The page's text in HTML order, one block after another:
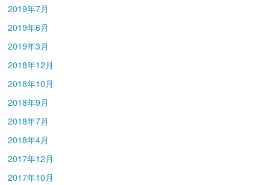
2019年7月
2019年6月
2019年3月
2018年12月
2018年10月
2018年9月
2018年7月
2018年4月
2017年12月
2017年10月